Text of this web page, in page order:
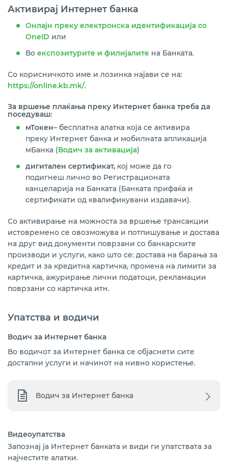
Активирај Интернет банка
Онлајн преку електронска идентификација со
OneID или
Во експозитурите и филијалите на Банката.
Со корисничкото име и лозинка најави се на:
https://online.kb.mk/.
За вршење плаќања преку Интернет банка треба да
поседуваш:
мТокен– бесплатна алатка која се активира
преку Интернет банка и мобилната апликација
мБанка (Водич за активација)
дигитален сертификат, кој може да го
подигнеш лично во Регистрационата
канцеларија на Банката (Банката прифаќа и
сертификати од квалификувани издавачи).
Со активирање на можноста за вршење трансакции
истовремено се овозможува и потпишување и достава
на друг вид документи поврзани со банкарските
производи и услуги, како што се: достава на барања за
кредит и за кредитна картичка, промена на лимити за
картичка, ажурирање лични податоци, рекламации
поврзани со картичка итн.
Упатства и водичи
Водич за Интернет банка
Во водичот за Интернет банка се објаснети сите
достапни услуги и начинот на нивно користење.
Водич за Интернет банка
Видеоупатства
Запознај ја Интернет банката и види ги упатствата за
најчестите алатки.